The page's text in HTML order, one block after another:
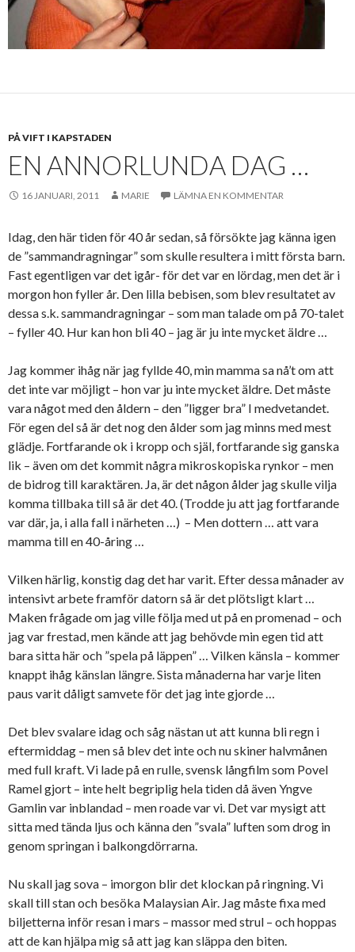
PÅ VIFT I KAPSTADEN
EN ANNORLUNDA DAG …
16 JANUARI, 2011 MARIE LÄMNA EN KOMMENTAR
Idag, den här tiden för 40 år sedan, så försökte jag känna igen
de ”sammandragningar” som skulle resultera i mitt första barn.
Fast egentligen var det igår- för det var en lördag, men det är i
morgon hon fyller år. Den lilla bebisen, som blev resultatet av
dessa s.k. sammandragningar – som man talade om på 70-talet
– fyller 40. Hur kan hon bli 40 – jag är ju inte mycket äldre …
Jag kommer ihåg när jag fyllde 40, min mamma sa nå’t om att
det inte var möjligt – hon var ju inte mycket äldre. Det måste
vara något med den åldern – den ”ligger bra” I medvetandet.
För egen del så är det nog den ålder som jag minns med mest
glädje. Fortfarande ok i kropp och själ, fortfarande sig ganska
lik – även om det kommit några mikroskopiska rynkor – men
de bidrog till karaktären. Ja, är det någon ålder jag skulle vilja
komma tillbaka till så är det 40. (Trodde ju att jag fortfarande
var där, ja, i alla fall i närheten …) – Men dottern … att vara
mamma till en 40-åring …
Vilken härlig, konstig dag det har varit. Efter dessa månader av
intensivt arbete framför datorn så är det plötsligt klart …
Maken frågade om jag ville följa med ut på en promenad – och
jag var frestad, men kände att jag behövde min egen tid att
bara sitta här och ”spela på läppen” … Vilken känsla – kommer
knappt ihåg känslan längre. Sista månaderna har varje liten
paus varit dåligt samvete för det jag inte gjorde …
Det blev svalare idag och såg nästan ut att kunna bli regn i
eftermiddag – men så blev det inte och nu skiner halvmånen
med full kraft. Vi lade på en rulle, svensk långfilm som Povel
Ramel gjort – inte helt begriplig hela tiden då även Yngve
Gamlin var inblandad – men roade var vi. Det var mysigt att
sitta med tända ljus och känna den ”svala” luften som drog in
genom springan i balkongdörrarna.
Nu skall jag sova – imorgon blir det klockan på ringning. Vi
skall till stan och besöka Malaysian Air. Jag måste fixa med
biljetterna inför resan i mars – massor med strul – och hoppas
att de kan hjälpa mig så att jag kan släppa den biten.